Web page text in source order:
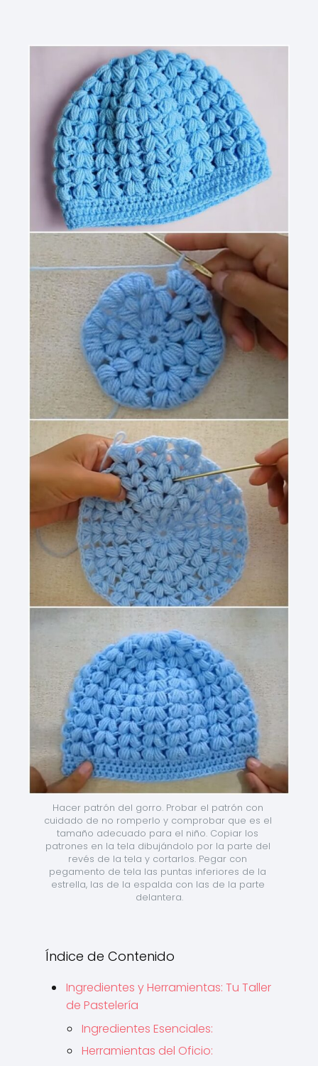
Hacer patrón del gorro. Probar el patrón con
cuidado de no romperlo y comprobar que es el
tamaño adecuado para el niño. Copiar los
patrones en la tela dibujándolo por la parte del
revés de la tela y cortarlos. Pegar con
pegamento de tela las puntas inferiores de la
estrella, las de la espalda con las de la parte
delantera.
Índice de Contenido
Ingredientes y Herramientas: Tu Taller
de Pastelería
Ingredientes Esenciales:
Herramientas del Oficio: